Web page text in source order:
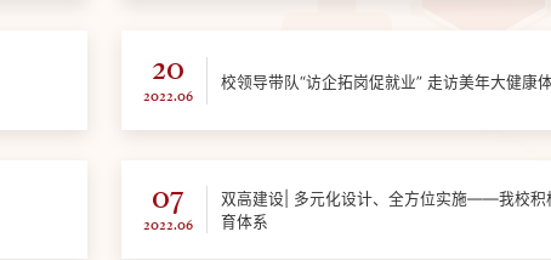
20
2022.06
校领导带队“访企拓岗促就业” 走访美
07
2022.06
双高建设| 多元化设计、全方位实施——我校积
育体系